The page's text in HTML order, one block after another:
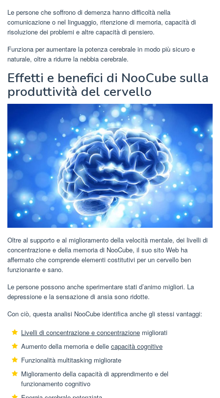
Le persone che soffrono di demenza hanno difficoltà nella
comunicazione o nel linguaggio, ritenzione di memoria, capacità di
risoluzione dei problemi e altre capacità di pensiero.
Funziona per aumentare la potenza cerebrale in modo più sicuro e
naturale, oltre a ridurre la nebbia cerebrale.
Effetti e benefici di NooCube sulla
produttività del cervello
Oltre al supporto e al miglioramento della velocità mentale, dei livelli di
concentrazione e della memoria di NooCube, il suo sito Web ha
affermato che comprende elementi costitutivi per un cervello ben
funzionante e sano.
Le persone possono anche sperimentare stati d’animo migliori. La
depressione e la sensazione di ansia sono ridotte.
Con ciò, questa analisi NooCube identifica anche gli stessi vantaggi:
Livelli di concentrazione e concentrazione migliorati
Aumento della memoria e delle capacità cognitive
Funzionalità multitasking migliorate
Miglioramento della capacità di apprendimento e del
funzionamento cognitivo